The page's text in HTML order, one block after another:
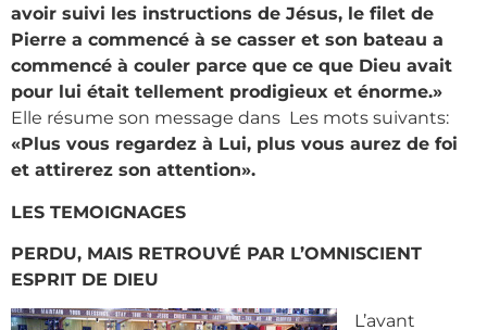
avoir suivi les instructions de Jésus, le filet de
Pierre a commencé à se casser et son bateau a
commencé à couler parce que ce que Dieu avait
pour lui était tellement prodigieux et énorme.»
Elle résume son message dans Les mots suivants:
«Plus vous regardez à Lui, plus vous aurez de foi
et attirerez son attention».
LES TEMOIGNAGES
PERDU, MAIS RETROUVÉ PAR L’OMNISCIENT
ESPRIT DE DIEU
L’avant